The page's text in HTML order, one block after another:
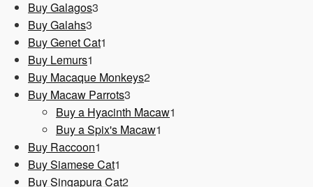
Buy Galagos3
Buy Galahs3
Produkte
Buy Genet Cat1
Buy Lemurs1
Produkt
Buy Macaque Monkeys22
Buy Macaw Parrots3
Produkte
Buy a Hyacinth Macaw1
Buy a Spix's Macaw1
Buy Raccoon1
Produkt
Buy Siamese Cat1
Produkt
Buy Singapura Cat22